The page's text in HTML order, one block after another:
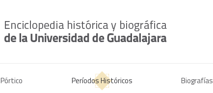
Pórtico Períodos Históricos Biografías